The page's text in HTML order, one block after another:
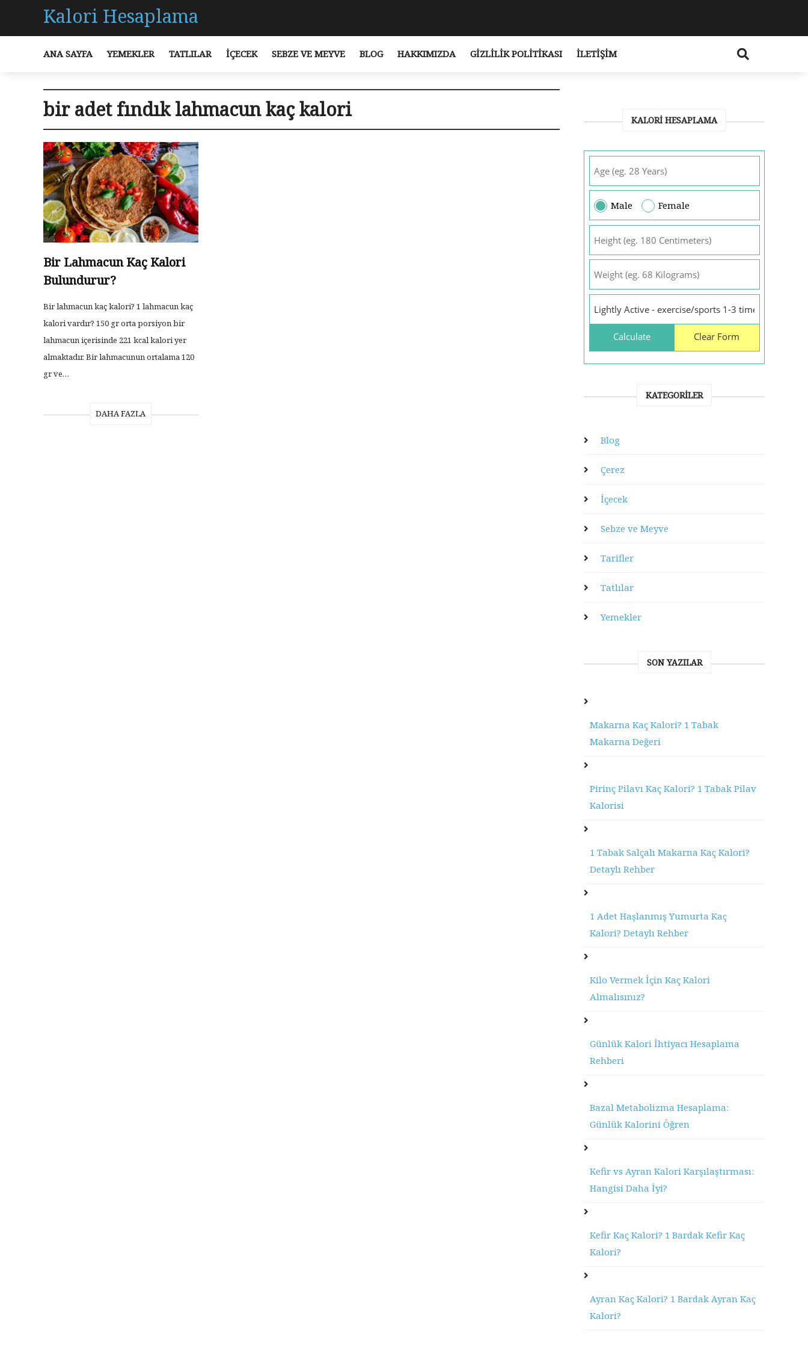
Kalori Hesaplama
ANA SAYFA YEMEKLER TATLILAR İÇECEK SEBZE VE MEYVE BLOG HAKKIMIZDA GIZLILIK POLITIKASI İLETIŞIM
bir adet fındık lahmacun kaç kalori
Bir Lahmacun Kaç Kalori
Bulundurur?
Bir lahmacun kaç kalori? 1 lahmacun kaç
kalori vardır? 150 gr orta porsiyon bir
lahmacun içerisinde 221 kcal kalori yer
almaktadır. Bir lahmacunun ortalama 120
gr ve…
DAHA FAZLA
KALORI HESAPLAMA
Male Female
KATEGORILER
Blog
Çerez
İçecek
Sebze ve Meyve
Tarifler
Tatlılar
Yemekler
SON YAZILAR
Makarna Kaç Kalori? 1 Tabak
Makarna Değeri
Pirinç Pilavı Kaç Kalori? 1 Tabak Pilav
Kalorisi
1 Tabak Salçalı Makarna Kaç Kalori?
Detaylı Rehber
1 Adet Haşlanmış Yumurta Kaç
Kalori? Detaylı Rehber
Kilo Vermek İçin Kaç Kalori
Almalısınız?
Günlük Kalori İhtiyacı Hesaplama
Rehberi
Bazal Metabolizma Hesaplama:
Günlük Kalorini Öğren
Kefir vs Ayran Kalori Karşılaştırması:
Hangisi Daha İyi?
Kefir Kaç Kalori? 1 Bardak Kefir Kaç
Kalori?
Ayran Kaç Kalori? 1 Bardak Ayran Kaç
Kalori?